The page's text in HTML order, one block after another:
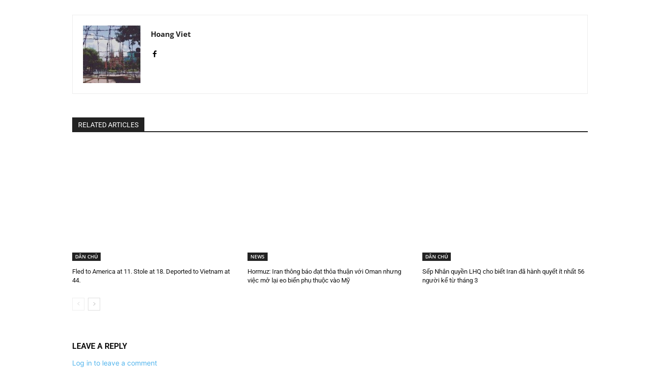
Hoang Viet
RELATED ARTICLES
DÂN CHỦ
Fled to America at 11. Stole at 18. Deported to Vietnam at
44.
NEWS
Hormuz: Iran thông báo đạt thỏa thuận với Oman nhưng
việc mở lại eo biển phụ thuộc vào Mỹ
DÂN CHỦ
Sếp Nhân quyền LHQ cho biết Iran đã hành quyết ít nhất 56
người kể từ tháng 3
LEAVE A REPLY
Log in to leave a comment